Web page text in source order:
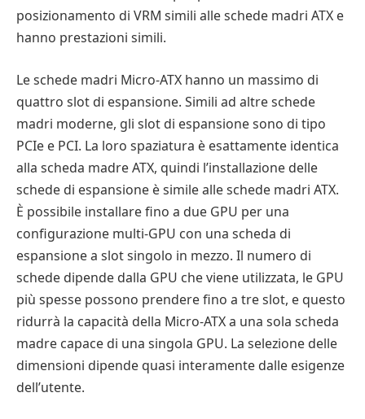
posizionamento di VRM simili alle schede madri ATX e
hanno prestazioni simili.
Le schede madri Micro-ATX hanno un massimo di
quattro slot di espansione. Simili ad altre schede
madri moderne, gli slot di espansione sono di tipo
PCIe e PCI. La loro spaziatura è esattamente identica
alla scheda madre ATX, quindi l’installazione delle
schede di espansione è simile alle schede madri ATX.
È possibile installare fino a due GPU per una
configurazione multi-GPU con una scheda di
espansione a slot singolo in mezzo. Il numero di
schede dipende dalla GPU che viene utilizzata, le GPU
più spesse possono prendere fino a tre slot, e questo
ridurrà la capacità della Micro-ATX a una sola scheda
madre capace di una singola GPU. La selezione delle
dimensioni dipende quasi interamente dalle esigenze
dell’utente.